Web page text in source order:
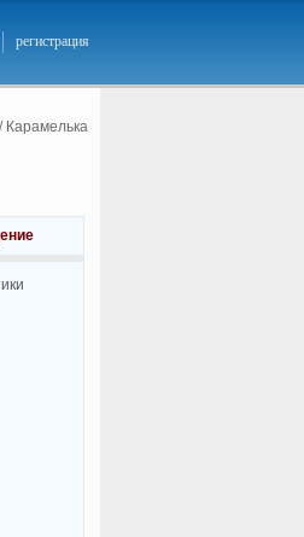
регистрация
Карамелька